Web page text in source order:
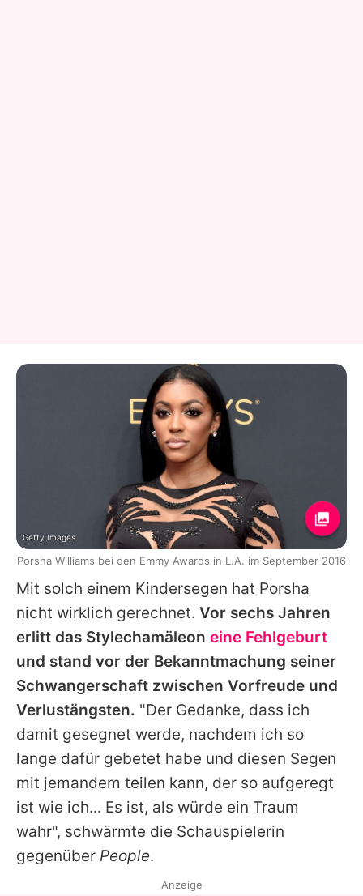
Mit solch einem Kindersegen hat Porsha
nicht wirklich gerechnet. Vor sechs Jahren
erlitt das Stylecha­mä­le­on eine Fehlgeburt
und stand vor der Bekanntmachung seiner
Schwangerschaft zwischen Vorfreude und
Verlustängsten. "Der Gedanke, dass ich
damit gesegnet werde, nachdem ich so
lange dafür gebetet habe und diesen Segen
mit jemandem teilen kann, der so aufgeregt
ist wie ich... Es ist, als würde ein Traum
wahr", schwärmte die Schauspielerin
gegenüber People.
Getty Images
Porsha Williams bei den Emmy Awards in L.A. im September 2016
Anzeige